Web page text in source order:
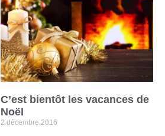
C’est bientôt les vacances de
Noël
2 décembre 2016